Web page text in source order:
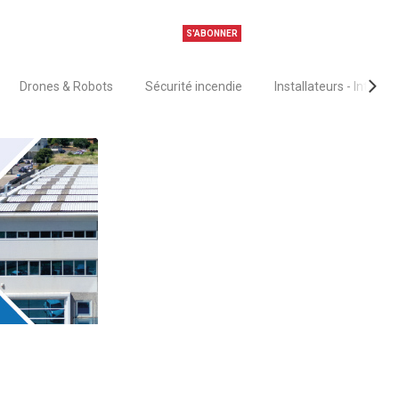
S'ABONNER
Drones & Robots Sécurité incendie Installateurs -